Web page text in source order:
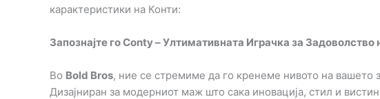
карактеристики на Конти:
Запознајте го Conty – Ултимативната Играчка за
Во Bold Bros, ние се стремиме да го кренеме нивото на вашето
Дизајниран за модерниот маж што сака иновација, стил и